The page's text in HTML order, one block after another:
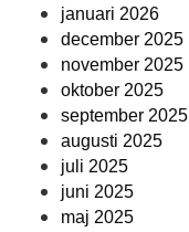
januari 2026
december 2025
november 2025
oktober 2025
september 2025
augusti 2025
juli 2025
juni 2025
maj 2025